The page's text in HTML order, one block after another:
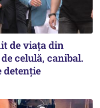
de viața din
celulă, canibal.
detenție